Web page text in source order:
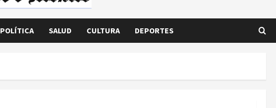
POLÍTICA SALUD CULTURA DEPORTES